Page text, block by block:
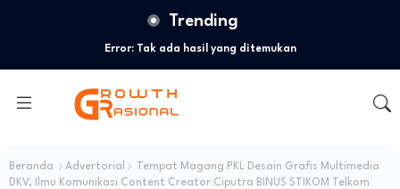
Trending
Error:Tak ada hasil yang ditemukan
Beranda Advertorial
Tempat Magang PKL Desain Grafis Multimedia
DKV, Ilmu Komunikasi Content Creator Ciputra BINUS STIKOM Telkom